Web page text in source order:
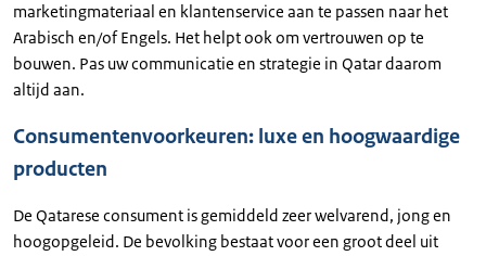
marketingmateriaal en klantenservice aan te passen naar het
Arabisch en/of Engels. Het helpt ook om vertrouwen op te
bouwen. Pas uw communicatie en strategie in Qatar daarom
altijd aan.
Consumentenvoorkeuren: luxe en hoogwaardige
producten
De Qatarese consument is gemiddeld zeer welvarend, jong en
hoogopgeleid. De bevolking bestaat voor een groot deel uit